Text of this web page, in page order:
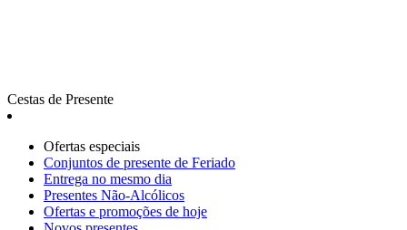
Cestas de Presente
Ofertas especiais
Сonjuntos de presente de Feriado
Entrega no mesmo dia
Presentes Não-Alcólicos
Ofertas e promoções de hoje